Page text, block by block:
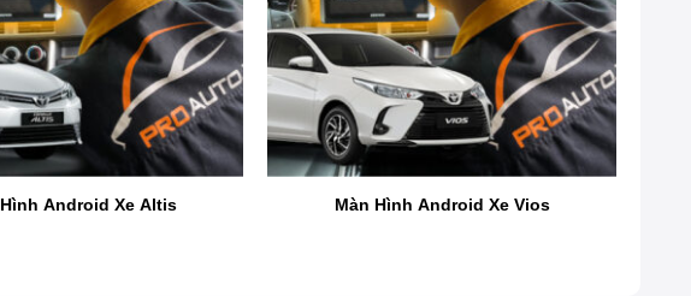
ô tô
Android Xe Altis Màn Hình Android Xe Vios